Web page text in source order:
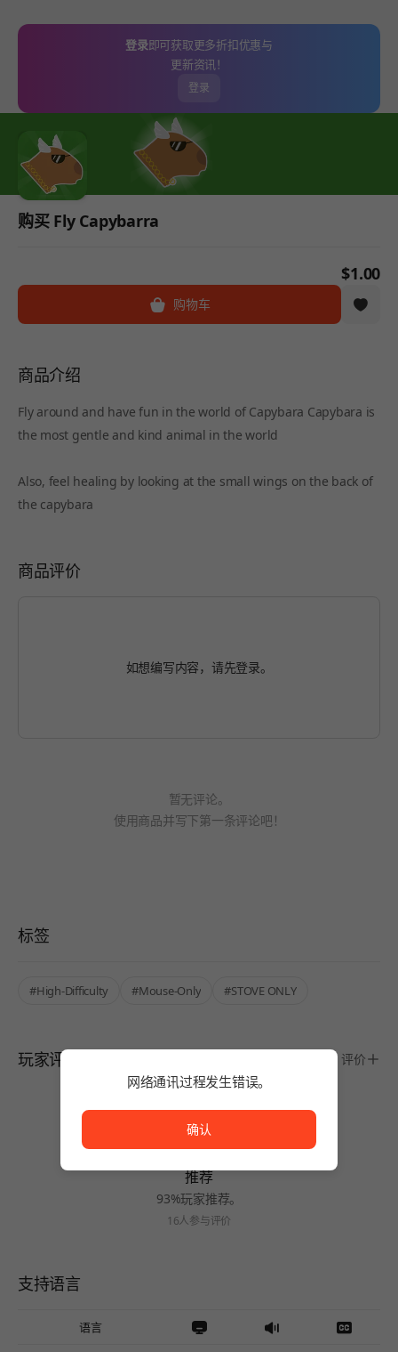
登录即可获取更多折扣优惠与
更新资讯！
登录
购买 Fly Capybarra
$1.00
购物车
商品介绍
Fly around and have fun in the world of Capybara Capybara is
the most gentle and kind animal in the world
Also, feel healing by looking at the small wings on the back of
the capybara
商品评价
如想编写内容，请先登录。
暂无评论。
使用商品并写下第一条评论吧！
标签
#High-Difficulty #Mouse-Only #STOVE ONLY
玩家评价 评价
推荐
93%玩家推荐。
16人参与评价
支持语言
语言
网络通讯过程发生错误。
确认